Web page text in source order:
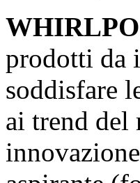
prodotti da
soddisfare
ai trend del